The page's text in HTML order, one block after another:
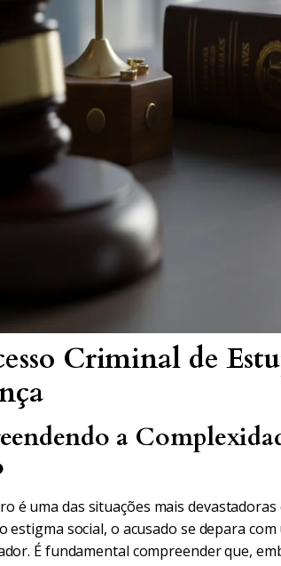
Criminal de
a
é uma das situações mais
estigma social, o acusado se depara
É fundamental compreender que,